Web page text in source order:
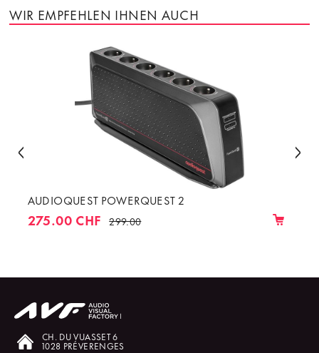
WIR EMPFEHLEN IHNEN AUCH
AUDIOQUEST POWERQUEST 2
275.00 CHF 299.00
CH. DU VUASSET 6
1028 PRÉVERENGES